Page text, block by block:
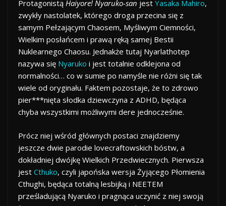
Protagonistą Haiyore! Nyaruko-san jest Yasaka Mahiro,
zwykły nastolatek, którego droga przecina się z
samym Pełzającym Chaosem, Myśliwym Ciemności,
Wielkim posłańcem i prawą ręką samej Bestii
Nuklearnego Chaosu. Jednakże tutaj Nyarlathotep
nazywa się Nyaruko i jest totalnie odklejona od
normalności… co w sumie po namyśle nie różni się tak
wiele od oryginału. Faktem pozostaje, że to zdrowo
pier***nięta słodka dziewczyna z ADHD, będąca
chyba wszystkimi możliwymi dere jednocześnie.
Prócz niej wśród głównych postaci znajdziemy
jeszcze dwie parodie lovecraftowskich bóstw, a
dokładniej dwójkę Wielkich Przedwiecznych. Pierwsza
jest Cthuko, czyli japońska wersja Żyjącego Płomienia
Cthughi, będąca totalną lesbijką i NEETEM
prześladującą Nyaruko i pragnąca uczynić z niej swoją